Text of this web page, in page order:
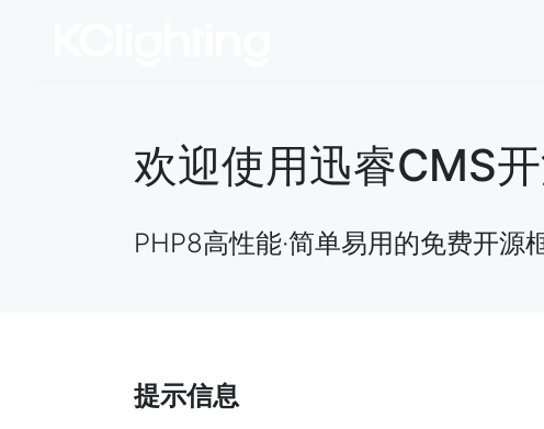
欢迎使用迅睿CMS
PHP8高性能·简单易用的免费开源
提示信息